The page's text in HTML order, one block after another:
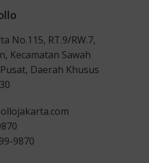
No.115, RT.9/RW.7,
Kecamatan Sawah
Daerah Khusus
9870